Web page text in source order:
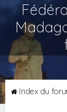
Index du